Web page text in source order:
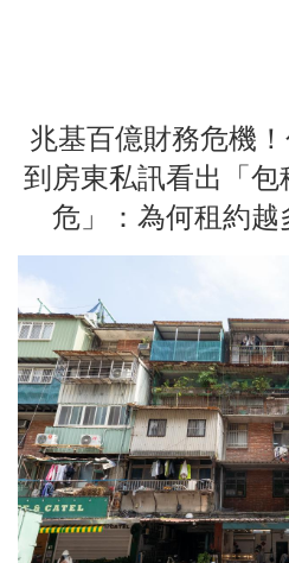
兆基百億財務危機
到房東私訊看出「
危」：為何租約越